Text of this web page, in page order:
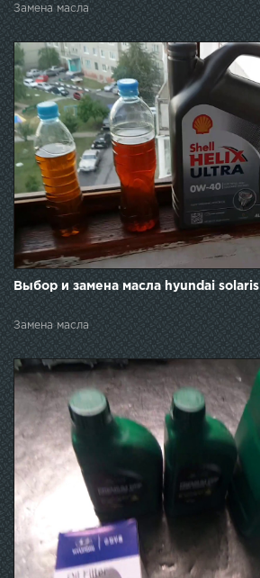
Замена масла
Выбор и замена масла hyundai solaris
Замена масла